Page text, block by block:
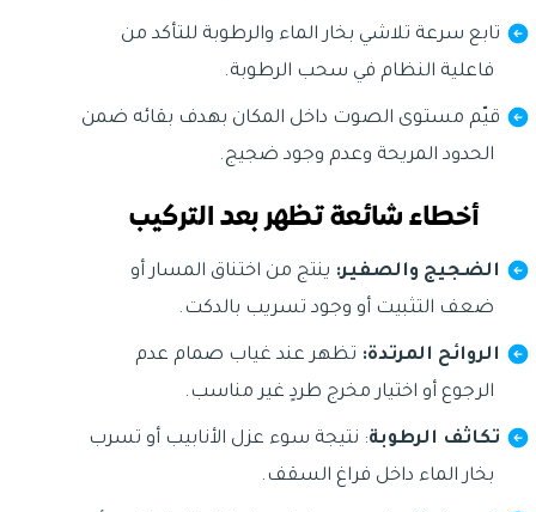
تابع سرعة تلاشي بخار الماء والرطوبة للتأكد من
فاعلية النظام في سحب الرطوبة.
قيّم مستوى الصوت داخل المكان بهدف بقائه ضمن
الحدود المريحة وعدم وجود ضجيج.
أخطاء شائعة تظهر بعد التركيب
الضجيج والصفير: ينتج من اختناق المسار أو
ضعف التثبيت أو وجود تسريب بالدكت.
الروائح المرتدة: تظهر عند غياب صمام عدم
الرجوع أو اختيار مخرج طردٍ غير مناسب.
تكاثف الرطوبة: نتيجة سوء عزل الأنابيب أو تسرب
بخار الماء داخل فراغ السقف.